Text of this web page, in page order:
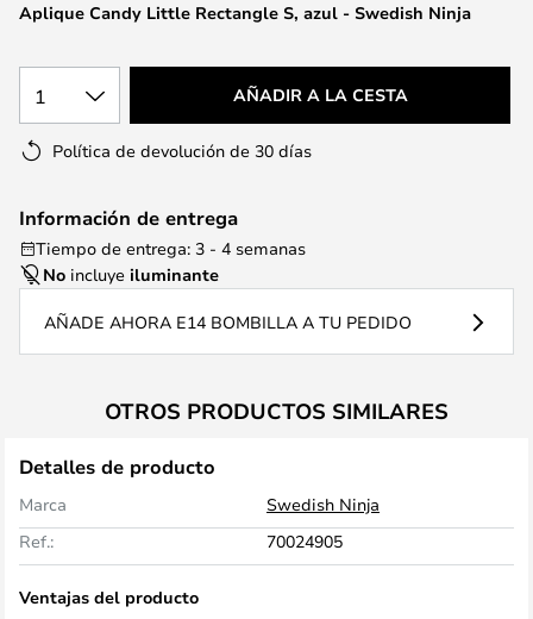
deAplique Candy Little Rectangle S, azul - Swedish Ninja
1 AÑADIR A LA CESTA
Política de devolución de 30 días
Información de entrega
Tiempo de entrega: 3 - 4 semanas
No incluye iluminante
AÑADE AHORA E14 BOMBILLA A TU PEDIDO
OTROS PRODUCTOS SIMILARES
Detalles de producto
Marca
Swedish Ninja
Ref.:
70024905
Ventajas del producto